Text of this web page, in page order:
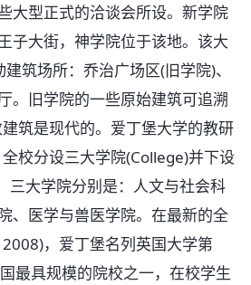
大型正式的洽谈会所设。新学院
子大街，神学院位于该地。该大
筑场所：乔治广场区(旧学院)、
。旧学院的一些原始建筑可追溯
筑是现代的。爱丁堡大学的教研
校分设三大学院(College)并下设
三大学院分别是：人文与社会科
、医学与兽医学院。在最新的全
，爱丁堡名列英国大学第
最具规模的院校之一，在校学生